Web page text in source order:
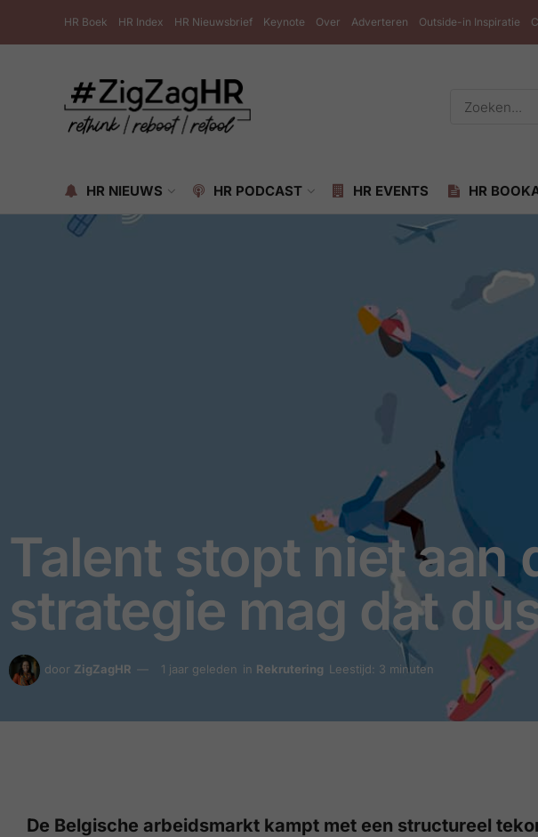
HR Boek HR Index HR Nieuwsbrief Keynote Over Adverteren Outside-in Inspiratie
HR NIEUWS HR PODCAST HR EVENTS HR
Talent stopt niet aan
strategie mag dat
door ZigZagHR 1 jaar geleden in Rekrutering Leestijd: 3 minuten
De Belgische arbeidsmarkt kampt met een structureel